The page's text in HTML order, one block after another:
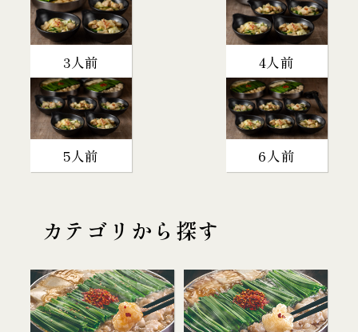
3人前 4人前
5人前 6人前
カテゴリから探す